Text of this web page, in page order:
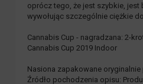
oprócz tego, że jest szybkie, jest
wywołując szczególnie ciężkie
Cannabis Cup - nagradzana: 2-
Cannabis Cup 2019 Indoor
Nasiona zapakowane oryginalnie
Źródło pochodzenia opisu: